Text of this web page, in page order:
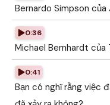
Bernardo Simpson của
0:36
Michael Bernhardt của
0:41
Bạn có nghĩ rằng việc